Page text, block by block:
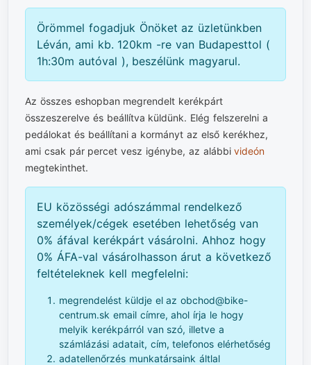
Örömmel fogadjuk Önöket az üzletünkben
Léván, ami kb. 120km -re van Budapesttol (
1h:30m autóval ), beszélünk magyarul.
Az összes eshopban megrendelt kerékpárt
összeszerelve és beállítva küldünk. Elég felszerelni a
pedálokat és beállítani a kormányt az első kerékhez,
ami csak pár percet vesz igénybe, az alábbivideón
megtekinthet.
EU közösségi adószámmal rendelkező
személyek/cégek esetében lehetőség van
0% áfával kerékpárt vásárolni. Ahhoz hogy
0% ÁFA-val vásárolhasson árut a következő
feltételeknek kell megfelelni:
megrendelést küldje el az obchod@bike-
centrum.sk email címre, ahol írja le hogy
melyik kerékpárról van szó, illetve a
számlázási adatait, cím, telefonos elérhetőség
adatellenőrzés munkatársaink áltlal